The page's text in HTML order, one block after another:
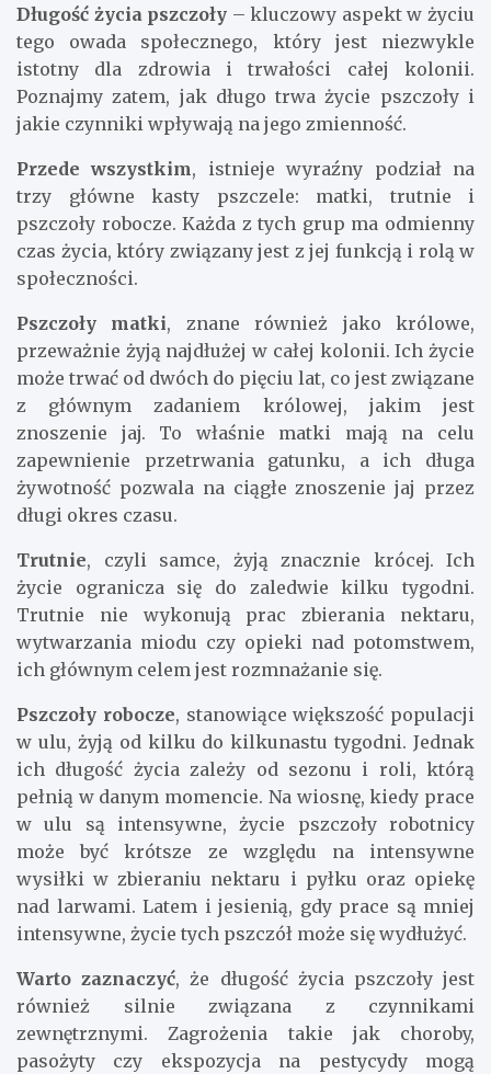
Długość życia pszczoły – kluczowy aspekt w życiu
tego owada społecznego, który jest niezwykle
istotny dla zdrowia i trwałości całej kolonii.
Poznajmy zatem, jak długo trwa życie pszczoły i
jakie czynniki wpływają na jego zmienność.
Przede wszystkim, istnieje wyraźny podział na
trzy główne kasty pszczele: matki, trutnie i
pszczoły robocze. Każda z tych grup ma odmienny
czas życia, który związany jest z jej funkcją i rolą w
społeczności.
Pszczoły matki, znane również jako królowe,
przeważnie żyją najdłużej w całej kolonii. Ich życie
może trwać od dwóch do pięciu lat, co jest związane
z głównym zadaniem królowej, jakim jest
znoszenie jaj. To właśnie matki mają na celu
zapewnienie przetrwania gatunku, a ich długa
żywotność pozwala na ciągłe znoszenie jaj przez
długi okres czasu.
Trutnie, czyli samce, żyją znacznie krócej. Ich
życie ogranicza się do zaledwie kilku tygodni.
Trutnie nie wykonują prac zbierania nektaru,
wytwarzania miodu czy opieki nad potomstwem,
ich głównym celem jest rozmnażanie się.
Pszczoły robocze, stanowiące większość populacji
w ulu, żyją od kilku do kilkunastu tygodni. Jednak
ich długość życia zależy od sezonu i roli, którą
pełnią w danym momencie. Na wiosnę, kiedy prace
w ulu są intensywne, życie pszczoły robotnicy
może być krótsze ze względu na intensywne
wysiłki w zbieraniu nektaru i pyłku oraz opiekę
nad larwami. Latem i jesienią, gdy prace są mniej
intensywne, życie tych pszczół może się wydłużyć.
Warto zaznaczyć, że długość życia pszczoły jest
również silnie związana z czynnikami
zewnętrznymi. Zagrożenia takie jak choroby,
pasożyty czy ekspozycja na pestycydy mogą